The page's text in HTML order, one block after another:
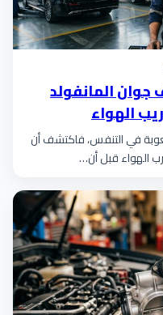
جوان المانفولد
الهواء
في التنفس، فاكتشف أن
الهواء قبل أن…